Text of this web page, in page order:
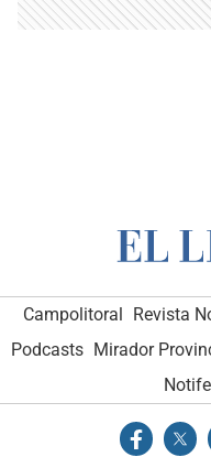
Campolitoral Revista
Podcasts Mirador
Notife